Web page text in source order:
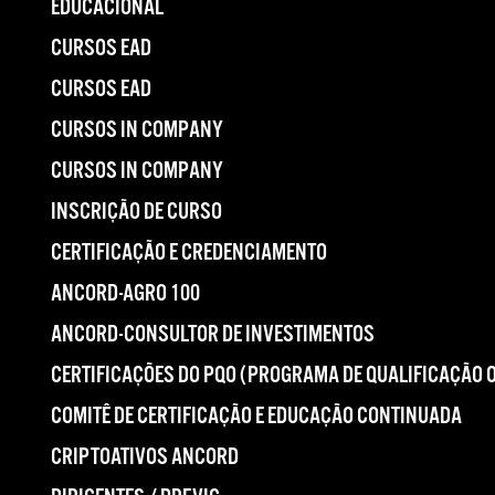
EDUCACIONAL
CURSOS EAD
CURSOS EAD
CURSOS IN COMPANY
CURSOS IN COMPANY
INSCRIÇÃO DE CURSO
CERTIFICAÇÃO E CREDENCIAMENTO
ANCORD-AGRO 100
ANCORD-CONSULTOR DE INVESTIMENTOS
CERTIFICAÇÕES DO PQO (PROGRAMA DE QUALIFICAÇÃO
COMITÊ DE CERTIFICAÇÃO E EDUCAÇÃO CONTINUADA
CRIPTOATIVOS ANCORD